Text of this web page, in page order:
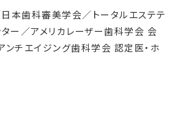
本歯科審美学会／トータルエステテ
ター／アメリカレーザー歯科学会 会
ンチエイジング歯科学会 認定医・ホ